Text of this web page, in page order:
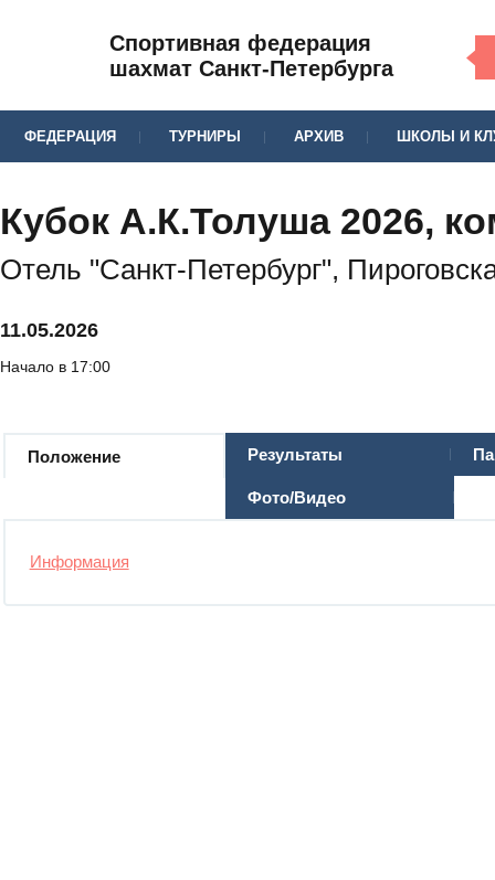
Спортивная федерация
шахмат Санкт-Петербурга
ФЕДЕРАЦИЯ ТУРНИРЫ АРХИВ ШКОЛЫ И
Кубок А.К.Толуша 2026,
Отель "Санкт-Петербург",
11.05.2026
Начало в 17:00
Положение Результаты
Фото/Видео
Информация